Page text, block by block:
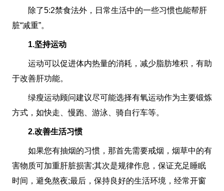
除了5:2禁食法外，日常生活中的一些习惯也能帮肝
脏“减重”。
1.坚持运动
运动可以促进体内热量的消耗，减少脂肪堆积，有助
于改善肝功能。
绿瘦运动顾问建议尽可能选择有氧运动作为主要锻炼
方式，如快走、慢跑、游泳、骑自行车等。
2.改善生活习惯
如果您有抽烟的习惯，那首先需要戒烟，烟草中的有
害物质可加重肝脏损害;其次是规律作息，保证充足睡眠
时间，避免熬夜;最后，保持良好的生活环境，经常开窗